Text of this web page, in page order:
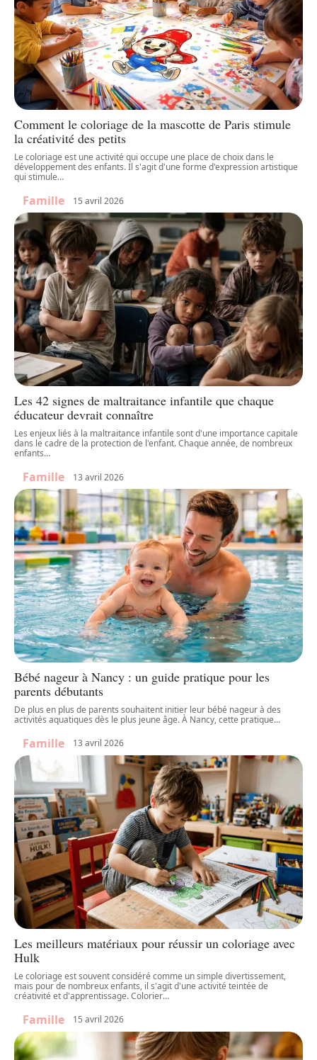
Comment le coloriage de la mascotte de Paris stimule
la créativité des petits
Le coloriage est une activité qui occupe une place de choix dans le
développement des enfants. Il s'agit d'une forme d'expression artistique
qui stimule…
Famille 15 avril 2026
Les 42 signes de maltraitance infantile que chaque
éducateur devrait connaître
Les enjeux liés à la maltraitance infantile sont d'une importance capitale
dans le cadre de la protection de l'enfant. Chaque année, de nombreux
enfants…
Famille 13 avril 2026
Bébé nageur à Nancy : un guide pratique pour les
parents débutants
De plus en plus de parents souhaitent initier leur bébé nageur à des
activités aquatiques dès le plus jeune âge. À Nancy, cette pratique…
Famille 13 avril 2026
Les meilleurs matériaux pour réussir un coloriage avec
Hulk
Le coloriage est souvent considéré comme un simple divertissement,
mais pour de nombreux enfants, il s'agit d'une activité teintée de
créativité et d'apprentissage. Colorier…
Famille 15 avril 2026